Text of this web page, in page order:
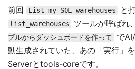
前回 List my SQL warehouses と
list_warehouses ツールが呼ばれ、
ブルからダッシュボードを作って
で
動生成されていた、あの「実行」
Serverとtools-coreです。